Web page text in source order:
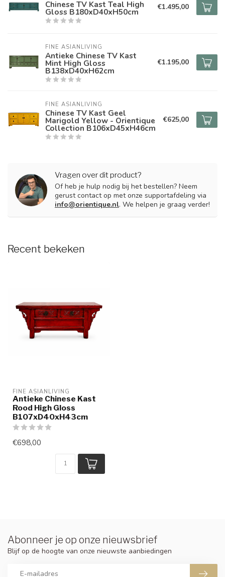
Chinese TV Kast Teal High
Gloss B180xD40xH50cm €1.495,00
FINE ASIANLIVING
Antieke Chinese TV Kast
Mint High Gloss
B138xD40xH62cm
€1.195,00
FINE ASIANLIVING
Chinese TV Kast Geel
Marigold Yellow - Orientique
Collection B106xD45xH46cm
€625,00
Vragen over dit product?
Of heb je hulp nodig bij het bestellen? Neem
gerust contact op met onze supportafdeling via
info@orientique.nl. We helpen je graag verder!
Recent bekeken
FINE ASIANLIVING
Antieke Chinese Kast
Rood High Gloss
B107xD40xH43cm
€698,00
Abonneer je op onze nieuwsbrief
Blijf op de hoogte van onze nieuwste aanbiedingen